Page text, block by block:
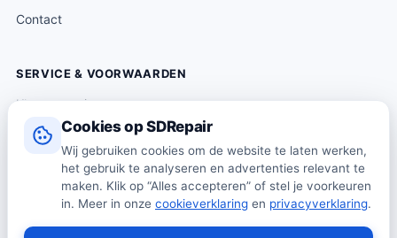
Cookies op SDRepair
Wij gebruiken cookies om de website te laten werken,
het gebruik te analyseren en advertenties relevant te
maken. Klik op “Alles accepteren” of stel je voorkeuren
in. Meer in onze cookieverklaring en privacyverklaring.
Contact
SERVICE & VOORWAARDEN
Klantenservice
Verzending & levering
Retourneren
Algemene voorwaarden